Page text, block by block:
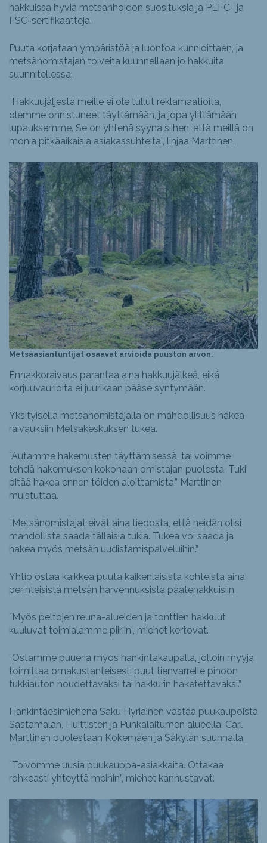
hakkuissa hyviä metsänhoidon suosituksia ja PEFC- ja
FSC-sertifikaatteja.
Puuta korjataan ympäristöä ja luontoa kunnioittaen, ja
metsänomistajan toiveita kuunnellaan jo hakkuita
suunnitellessa.
”Hakkuujäljestä meille ei ole tullut reklamaatioita,
olemme onnistuneet täyttämään, ja jopa ylittämään
lupauksemme. Se on yhtenä syynä siihen, että meillä on
monia pitkäaikaisia asiakassuhteita”, linjaa Marttinen.
Metsäasiantuntijat osaavat arvioida puuston arvon.
Ennakkoraivaus parantaa aina hakkuujälkeä, eikä
korjuuvaurioita ei juurikaan pääse syntymään.
Yksityisellä metsänomistajalla on mahdollisuus hakea
raivauksiin Metsäkeskuksen tukea.
”Autamme hakemusten täyttämisessä, tai voimme
tehdä hakemuksen kokonaan omistajan puolesta. Tuki
pitää hakea ennen töiden aloittamista,” Marttinen
muistuttaa.
”Metsänomistajat eivät aina tiedosta, että heidän olisi
mahdollista saada tällaisia tukia. Tukea voi saada ja
hakea myös metsän uudistamispalveluihin.”
Yhtiö ostaa kaikkea puuta kaikenlaisista kohteista aina
perinteisistä metsän harvennuksista päätehakkuisiin.
”Myös peltojen reuna-alueiden ja tonttien hakkuut
kuuluvat toimialamme piiriin”, miehet kertovat.
”Ostamme puueriä myös hankintakaupalla, jolloin myyjä
toimittaa omakustanteisesti puut tienvarrelle pinoon
tukkiauton noudettavaksi tai hakkurin haketettavaksi.”
Hankintaesimiehenä Saku Hyriäinen vastaa puukaupoista
Sastamalan, Huittisten ja Punkalaitumen alueella, Carl
Marttinen puolestaan Kokemäen ja Säkylän suunnalla.
”Toivomme uusia puukauppa-asiakkaita. Ottakaa
rohkeasti yhteyttä meihin”, miehet kannustavat.